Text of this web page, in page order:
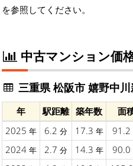
を参照してください。
中古マンション価
三重県 松阪市 嬉野中
年 駅距離 築年数 面
2025 年 6.2 分 17.3 年 91.2
2024 年 2.7 分 14.3 年 90.0